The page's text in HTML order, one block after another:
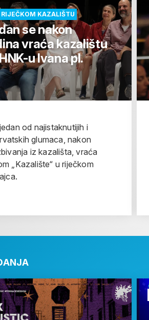
RIJEČKOM KAZALIŠTU
se nakon
vraća kazalištu
u Ivana pl.
od najistaknutijih i
glumaca, nakon
iz kazališta, vraća
„Kazalište“ u riječkom